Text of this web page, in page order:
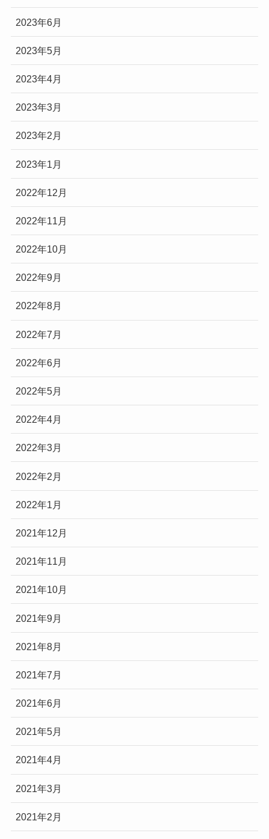
2023年6月
2023年5月
2023年4月
2023年3月
2023年2月
2023年1月
2022年12月
2022年11月
2022年10月
2022年9月
2022年8月
2022年7月
2022年6月
2022年5月
2022年4月
2022年3月
2022年2月
2022年1月
2021年12月
2021年11月
2021年10月
2021年9月
2021年8月
2021年7月
2021年6月
2021年5月
2021年4月
2021年3月
2021年2月